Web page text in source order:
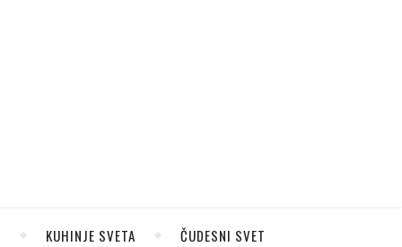
KUHINJE SVETA ČUDESNI SVET